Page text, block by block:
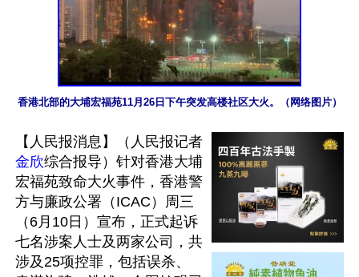
香港北部的大埔宏福苑11月26日下午突发高楼社区大火。（网络图片）
【人民报消息】（人民报记者
金欣综合报导）针对香港大埔
宏福苑致命大火事件，香港警
方与廉政公署（ICAC）周三
（6月10日）宣布，正式起诉
七名涉案人士及两家公司，共
涉及25项控罪，包括误杀、